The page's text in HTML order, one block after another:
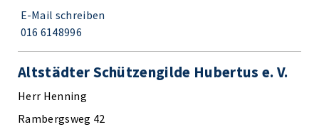
E-Mail schreiben
016 6148996
Altstädter Schützengilde Hubertus e. V.
Herr Henning
Rambergsweg 42